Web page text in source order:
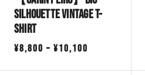
Silhouette Vintage T-
Shirt
¥8,800 – ¥10,100